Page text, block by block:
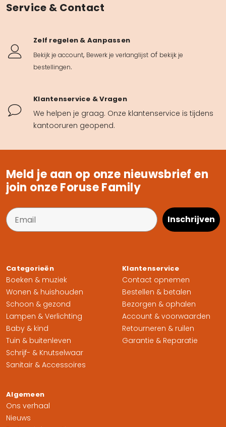
Service & Contact
Zelf regelen & Aanpassen
Bekijk je account, Bewerk je verlanglijst of bekijk je
bestellingen.
Klantenservice & Vragen
We helpen je graag. Onze klantenservice is tijdens
kantooruren geopend.
Meld je aan op onze nieuwsbrief en
join onze Foruse Family
Inschrijven
Categorieën
Boeken & muziek
Wonen & huishouden
Schoon & gezond
Lampen & Verlichting
Baby & kind
Tuin & buitenleven
Schrijf- & Knutselwaar
Sanitair & Accessoires
Klantenservice
Contact opnemen
Bestellen & betalen
Bezorgen & ophalen
Account & voorwaarden
Retourneren & ruilen
Garantie & Reparatie
Algemeen
Ons verhaal
Nieuws